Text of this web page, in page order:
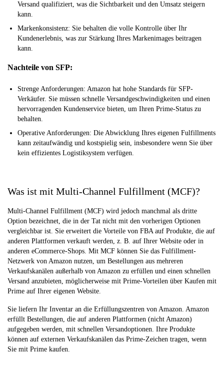
Versand qualifiziert, was die Sichtbarkeit und den Umsatz steigern
kann.
Markenkonsistenz: Sie behalten die volle Kontrolle über Ihr
Kundenerlebnis, was zur Stärkung Ihres Markenimages beitragen
kann.
Nachteile von SFP:
Strenge Anforderungen: Amazon hat hohe Standards für SFP-
Verkäufer. Sie müssen schnelle Versandgeschwindigkeiten und einen
hervorragenden Kundenservice bieten, um Ihren Prime-Status zu
behalten.
Operative Anforderungen: Die Abwicklung Ihres eigenen Fulfillments
kann zeitaufwändig und kostspielig sein, insbesondere wenn Sie über
kein effizientes Logistiksystem verfügen.
Was ist mit Multi-Channel Fulfillment (MCF)?
Multi-Channel Fulfillment (MCF) wird jedoch manchmal als dritte
Option bezeichnet, die in der Tat nicht mit den vorherigen Optionen
vergleichbar ist. Sie erweitert die Vorteile von FBA auf Produkte, die auf
anderen Plattformen verkauft werden, z. B. auf Ihrer Website oder in
anderen eCommerce-Shops. Mit MCF können Sie das Fulfillment-
Netzwerk von Amazon nutzen, um Bestellungen aus mehreren
Verkaufskanälen außerhalb von Amazon zu erfüllen und einen schnellen
Versand anzubieten, möglicherweise mit Prime-Vorteilen über Kaufen mit
Prime auf Ihrer eigenen Website.
Sie liefern Ihr Inventar an die Erfüllungszentren von Amazon. Amazon
erfüllt Bestellungen, die auf anderen Plattformen (nicht Amazon)
aufgegeben werden, mit schnellen Versandoptionen. Ihre Produkte
können auf externen Verkaufskanälen das Prime-Zeichen tragen, wenn
Sie mit Prime kaufen.